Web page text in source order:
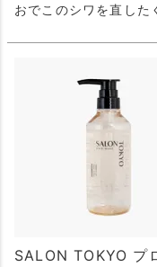
おでこのシワを直した
SALON TOKYO プ